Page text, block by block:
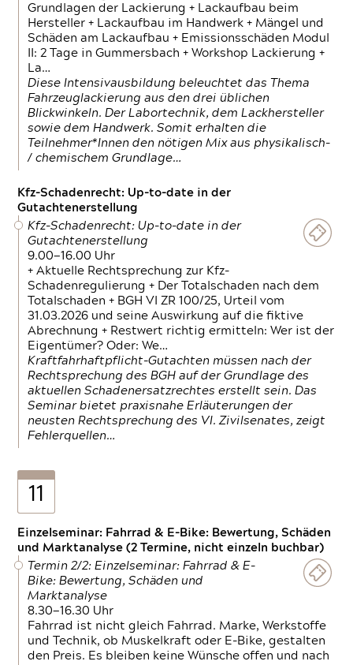
Grundlagen der Lackierung + Lackaufbau beim
Hersteller + Lackaufbau im Handwerk + Mängel und
Schäden am Lackaufbau + Emissionsschäden Modul
II: 2 Tage in Gummersbach + Workshop Lackierung +
La…
Diese Intensivausbildung beleuchtet das Thema
Fahrzeuglackierung aus den drei üblichen
Blickwinkeln. Der Labortechnik, dem Lackhersteller
sowie dem Handwerk. Somit erhalten die
Teilnehmer*Innen den nötigen Mix aus physikalisch-
/ chemischem Grundlage…
Kfz-Schadenrecht: Up-to-date in der
Gutachtenerstellung
Kfz-Schadenrecht: Up-to-date in der
Gutachtenerstellung
9.00—16.00 Uhr
+ Aktuelle Rechtsprechung zur Kfz-
Schadenregulierung + Der Totalschaden nach dem
Totalschaden + BGH VI ZR 100/25, Urteil vom
31.03.2026 und seine Auswirkung auf die fiktive
Abrechnung + Restwert richtig ermitteln: Wer ist der
Eigentümer? Oder: We…
Kraftfahrhaftpflicht-Gutachten müssen nach der
Rechtsprechung des BGH auf der Grundlage des
aktuellen Schadenersatzrechtes erstellt sein. Das
Seminar bietet praxisnahe Erläuterungen der
neusten Rechtsprechung des VI. Zivilsenates, zeigt
Fehlerquellen…
11
Einzelseminar: Fahrrad & E-Bike: Bewertung, Schäden
und Marktanalyse (2 Termine, nicht einzeln buchbar)
Termin 2/2: Einzelseminar: Fahrrad & E-
Bike: Bewertung, Schäden und
Marktanalyse
8.30—16.30 Uhr
Fahrrad ist nicht gleich Fahrrad. Marke, Werkstoffe
und Technik, ob Muskelkraft oder E-Bike, gestalten
den Preis. Es bleiben keine Wünsche offen und nach